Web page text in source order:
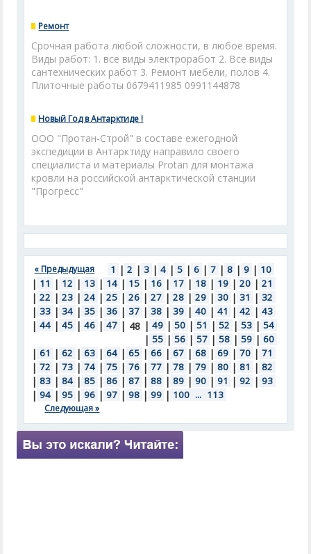
Ремонт
Срочная работа любой сложности, в любое время.
Виды работ: 1. все виды электроработ 2. Все виды
сантехнических работ 3. Ремонт мебели, полов 4.
Плиточные работы 0679411985 0991144878
Новый Год в Антарктиде !
ООО "Протан-Строй" в составе ежегодной
экспедиции в Антарктиду направило своего
специалиста и материалы Protan для монтажа
кровли на российской антарктической станции
"Прогресс"
« Предыдущая 1 | 2 | 3 | 4 | 5 | 6 | 7 | 8 | 9 | 10
| 11 | 12 | 13 | 14 | 15 | 16 | 17 | 18 | 19 | 20 | 21
| 22 | 23 | 24 | 25 | 26 | 27 | 28 | 29 | 30 | 31 | 32
| 33 | 34 | 35 | 36 | 37 | 38 | 39 | 40 | 41 | 42 | 43
| 44 | 45 | 46 | 47 | 48 | 49 | 50 | 51 | 52 | 53 | 54
| 55 | 56 | 57 | 58 | 59 | 60
| 61 | 62 | 63 | 64 | 65 | 66 | 67 | 68 | 69 | 70 | 71
| 72 | 73 | 74 | 75 | 76 | 77 | 78 | 79 | 80 | 81 | 82
| 83 | 84 | 85 | 86 | 87 | 88 | 89 | 90 | 91 | 92 | 93
| 94 | 95 | 96 | 97 | 98 | 99 | 100 ... 113
Следующая »